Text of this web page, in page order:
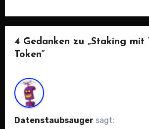
4 Gedanken zu „Staking mit
Token“
Datenstaubsauger sagt: